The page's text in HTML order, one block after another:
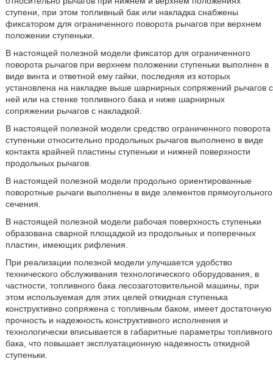
ступени, при этом топливный бак или накладка снабжены
фиксатором для ограниченного поворота рычагов при верхнем
положении ступеньки.
В настоящей полезной модели фиксатор для ограниченного
поворота рычагов при верхнем положении ступеньки выполнен в
виде винта и ответной ему гайки, последняя из которых
установлена на накладке выше шарнирных сопряжений рычагов с
ней или на стенке топливного бака и ниже шарнирных
сопряжении рычагов с накладкой.
В настоящей полезной модели средство ограниченного поворота
ступеньки относительно продольных рычагов выполнено в виде
контакта крайней пластины ступеньки и нижней поверхности
продольных рычагов.
В настоящей полезной модели продольно ориентированные
поворотные рычаги выполнены в виде элементов прямоугольного
сечения.
В настоящей полезной модели рабочая поверхность ступеньки
образована сварной площадкой из продольных и поперечных
пластин, имеющих рифления.
При реализации полезной модели улучшается удобство
технического обслуживания технологического оборудования, в
частности, топливного бака лесозаготовительной машины, при
этом используемая для этих целей откидная ступенька
конструктивно сопряжена с топливным баком, имеет достаточную
прочность и надежность конструктивного исполнения и
технологически вписывается в габаритные параметры топливного
бака, что повышает эксплуатационную надежность откидной
ступеньки.